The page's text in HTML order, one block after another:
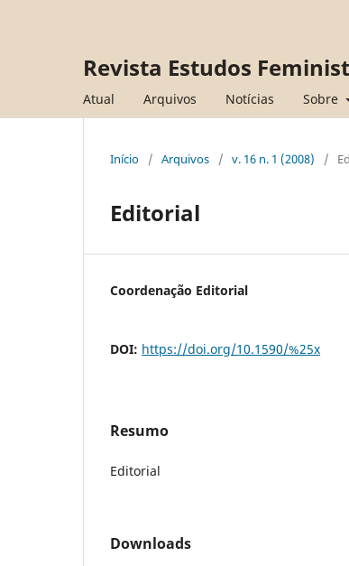
Revista Estudos
Atual Arquivos Notícias Sobre
Início / Arquivos / v. 16 n. 1 (2008) /
Editorial
Coordenação Editorial
DOI: https://doi.org/10.1590/%25x
Resumo
Editorial
Downloads